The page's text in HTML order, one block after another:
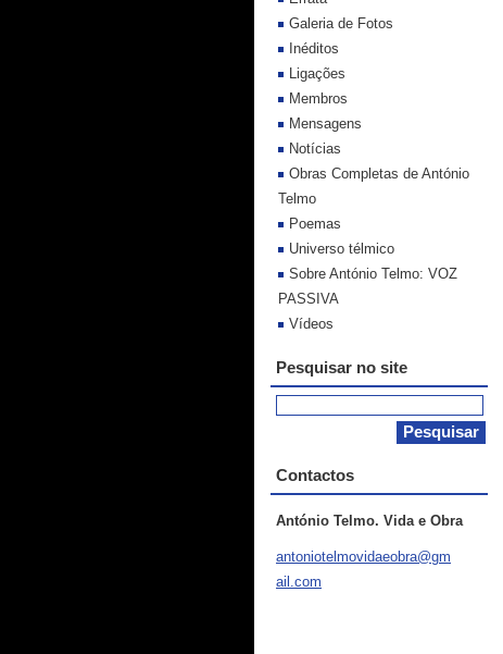
Galeria de Fotos
Inéditos
Ligações
Membros
Mensagens
Notícias
Obras Completas de António
Telmo
Poemas
Universo télmico
Sobre António Telmo: VOZ
PASSIVA
Vídeos
Pesquisar no site
Contactos
António Telmo. Vida e Obra
antoniotelmovidaeobra@gm
ail.com